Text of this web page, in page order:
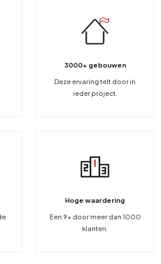
3000+ gebouwen
Deze ervaring telt door in
ieder project.
Hoge waardering
Een 9+ door meer dan 1000
klanten.